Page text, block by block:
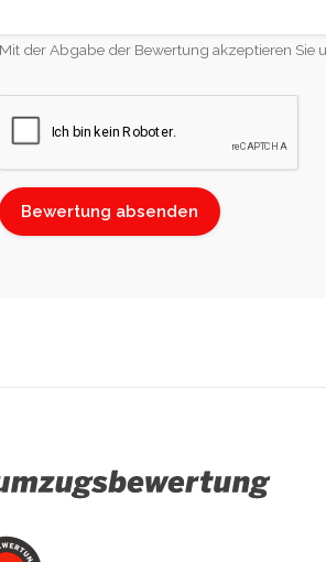
Mit der Abgabe der Bewertung akzeptieren Sie